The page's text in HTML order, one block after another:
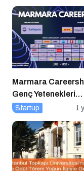
Marmara
Genç Yetenekleri
Geleceğin İş
Startup 1